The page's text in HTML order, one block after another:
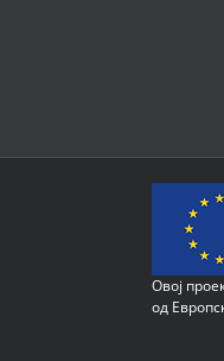
Овој
од